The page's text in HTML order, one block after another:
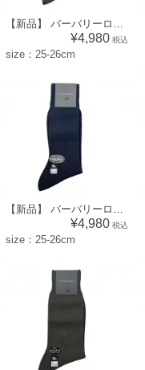
【新品】 バーバリーロンドン BURBERRY LONDON メンズ 靴下 ソックス （ドット×ワンポイント柄）カーキ系 [size:25-26cm] 52570
¥4,980 税込
size：25-26cm
【新品】 バーバリーロンドン BURBERRY LONDON メンズ 靴下 ソックス （リブ×ワンポイント柄）ネイビー系 [size:25-26cm] br07018498
¥4,980 税込
size：25-26cm